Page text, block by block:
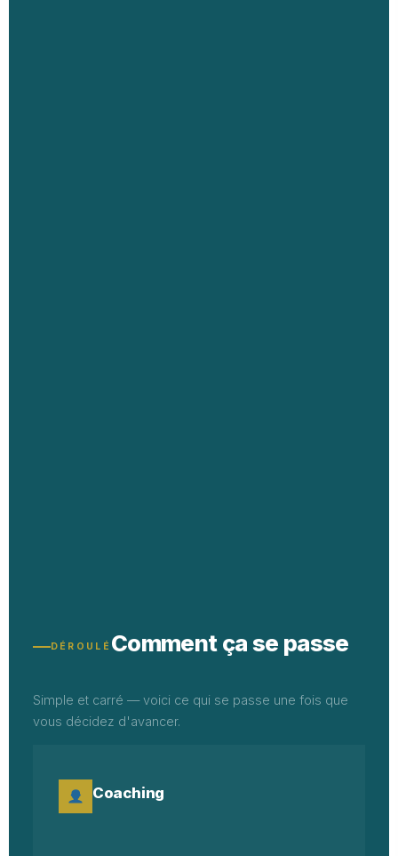
DÉROULÉ Comment ça se passe
Simple et carré — voici ce qui se passe une fois que
vous décidez d'avancer.
Coaching